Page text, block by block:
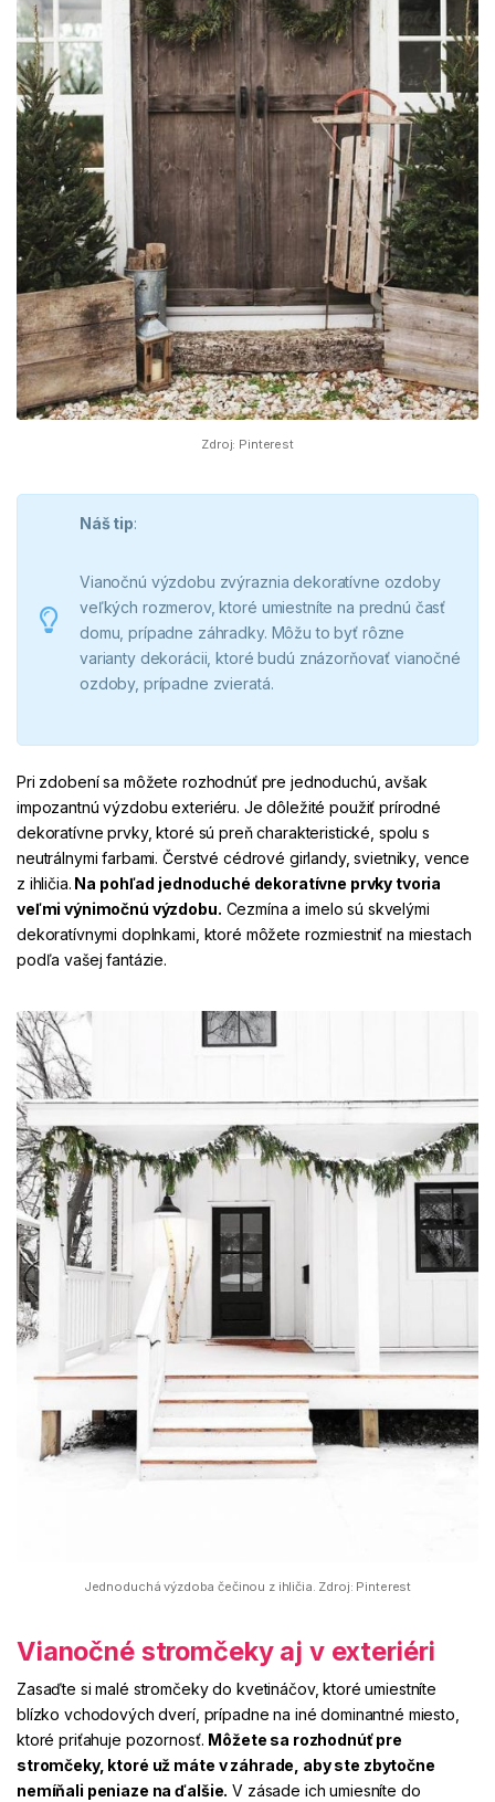
Zdroj: Pinterest
Náš tip:
Vianočnú výzdobu zvýraznia dekoratívne ozdoby
veľkých rozmerov, ktoré umiestníte na prednú časť
domu, prípadne záhradky. Môžu to byť rôzne
varianty dekorácii, ktoré budú znázorňovať vianočné
ozdoby, prípadne zvieratá.
Pri zdobení sa môžete rozhodnúť pre jednoduchú, avšak
impozantnú výzdobu exteriéru. Je dôležité použiť prírodné
dekoratívne prvky, ktoré sú preň charakteristické, spolu s
neutrálnymi farbami. Čerstvé cédrové girlandy, svietniky, vence
z ihličia. Na pohľad jednoduché dekoratívne prvky tvoria
veľmi výnimočnú výzdobu. Cezmína a imelo sú skvelými
dekoratívnymi doplnkami, ktoré môžete rozmiestniť na miestach
podľa vašej fantázie.
Jednoduchá výzdoba čečinou z ihličia. Zdroj: Pinterest
Vianočné stromčeky aj v exteriéri
Zasaďte si malé stromčeky do kvetináčov, ktoré umiestníte
blízko vchodových dverí, prípadne na iné dominantné miesto,
ktoré priťahuje pozornosť. Môžete sa rozhodnúť pre
stromčeky, ktoré už máte v záhrade, aby ste zbytočne
nemíňali peniaze na ďalšie. V zásade ich umiesníte do